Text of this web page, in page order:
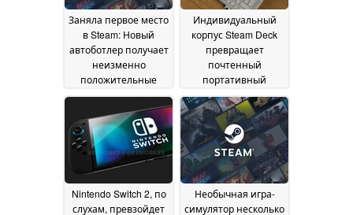
Заняла первое место
в Steam: Новый
автоботлер получает
неизменно
положительные
отзывы15 January 2025
Индивидуальный
корпус Steam Deck
превращает
почтенный
портативный
компьютер в
аккуратную
мобильную рабочую
станцию15 January 2025
Nintendo Switch 2, по
слухам, превзойдет
Необычная игра-
симулятор несколько